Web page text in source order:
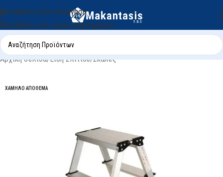
Μετάβαση στην πλοήγηση
Μετάβαση στο κύριο περιεχόμενο
Αρχική σελίδα/Είδη Σπιτιού/Σκάλες
ΧΑΜΗΛΌ ΑΠΌΘΕΜΑ